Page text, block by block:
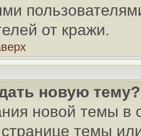
от кражи.
новую тему?
новой темы в
странице темы